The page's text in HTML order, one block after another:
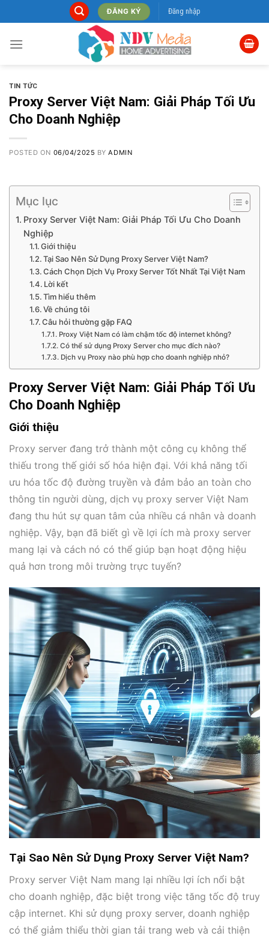
to
content
ĐĂNG KÝ Đăng nhập
TIN TỨC
Proxy Server Việt Nam: Giải Pháp Tối Ưu
Cho Doanh Nghiệp
POSTED ON 06/04/2025 BYADMIN
Mục lục
Proxy Server Việt Nam: Giải Pháp Tối Ưu Cho Doanh
Nghiệp
Giới thiệu
Tại Sao Nên Sử Dụng Proxy Server Việt Nam?
Cách Chọn Dịch Vụ Proxy Server Tốt Nhất Tại Việt Nam
Lời kết
Tìm hiểu thêm
Về chúng tôi
Câu hỏi thường gặp FAQ
Proxy Việt Nam có làm chậm tốc độ internet không?
Có thể sử dụng Proxy Server cho mục đích nào?
Dịch vụ Proxy nào phù hợp cho doanh nghiệp nhỏ?
Proxy Server Việt Nam: Giải Pháp Tối Ưu
Cho Doanh Nghiệp
Giới thiệu
Proxy server đang trở thành một công cụ không thể
thiếu trong thế giới số hóa hiện đại. Với khả năng tối
ưu hóa tốc độ đường truyền và đảm bảo an toàn cho
thông tin người dùng, dịch vụ proxy server Việt Nam
đang thu hút sự quan tâm của nhiều cá nhân và doanh
nghiệp. Vậy, bạn đã biết gì về lợi ích mà proxy server
mang lại và cách nó có thể giúp bạn hoạt động hiệu
quả hơn trong môi trường trực tuyến?
Tại Sao Nên Sử Dụng Proxy Server Việt Nam?
Proxy server Việt Nam mang lại nhiều lợi ích nổi bật
cho doanh nghiệp, đặc biệt trong việc tăng tốc độ truy
cập internet. Khi sử dụng proxy server, doanh nghiệp
có thể giảm thiểu thời gian tải trang web và cải thiện